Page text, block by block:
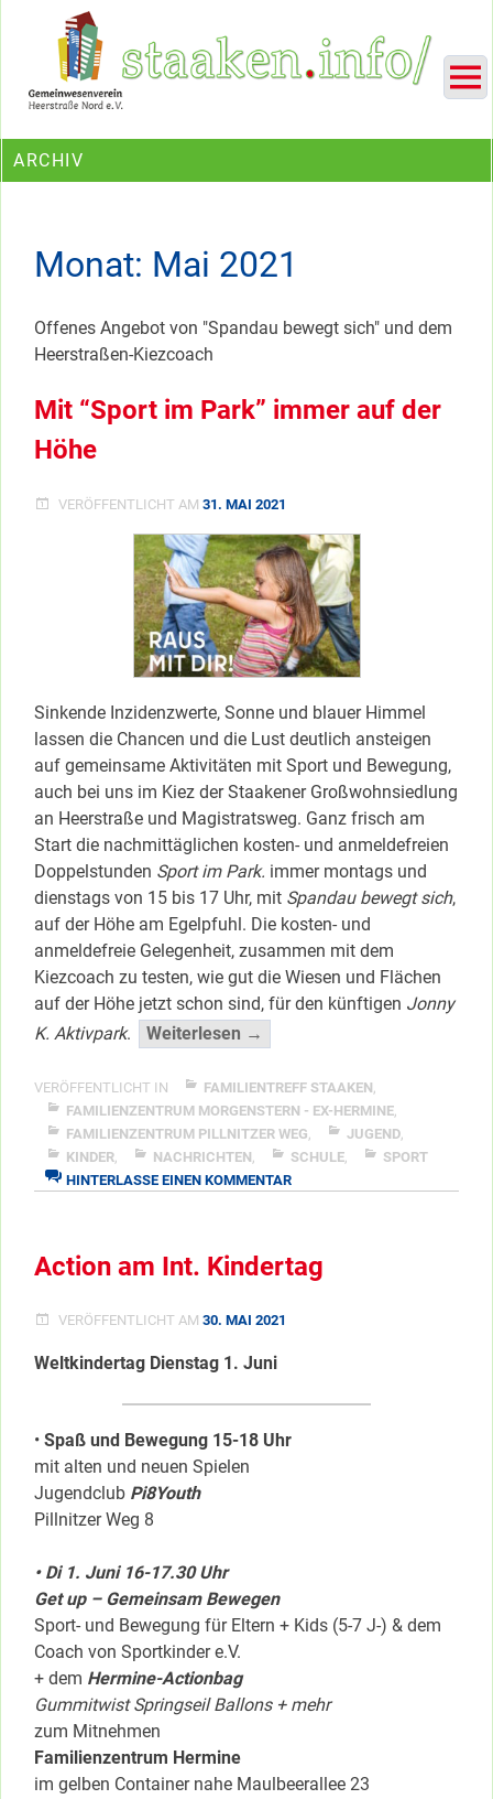
Ein Projekt des Gemeinwesenvereins Heerstraße Nord
ARCHIV
Monat: Mai 2021
Offenes Angebot von "Spandau bewegt sich" und dem
Heerstraßen-Kiezcoach
Mit “Sport im Park” immer auf der
Höhe
VERÖFFENTLICHT AM 31. MAI 2021
Sinkende Inzidenzwerte, Sonne und blauer Himmel
lassen die Chancen und die Lust deutlich ansteigen
auf gemeinsame Aktivitäten mit Sport und Bewegung,
auch bei uns im Kiez der Staakener Großwohnsiedlung
an Heerstraße und Magistratsweg. Ganz frisch am
Start die nachmittäglichen kosten- und anmeldefreien
Doppelstunden Sport im Park. immer montags und
dienstags von 15 bis 17 Uhr, mit Spandau bewegt sich,
auf der Höhe am Egelpfuhl. Die kosten- und
anmeldefreie Gelegenheit, zusammen mit dem
Kiezcoach zu testen, wie gut die Wiesen und Flächen
auf der Höhe jetzt schon sind, für den künftigen Jonny
K. Aktivpark. Weiterlesen →
im
Park”
immer
auf
der
VERÖFFENTLICHT IN FAMILIENTREFF STAAKEN
FAMILIENZENTRUM MORGENSTERN - EX-HERMINE
FAMILIENZENTRUM PILLNITZER WEG
JUGEND
KINDER
NACHRICHTEN SCHULE
SPORT
HINTERLASSE EINEN KOMMENTARZU
MIT
PARK”
IMMER
Action am Int. Kindertag
VERÖFFENTLICHT AM 30. MAI 2021
Weltkindertag Dienstag 1. Juni
• Spaß und Bewegung 15-18 Uhr
mit alten und neuen Spielen
Jugendclub Pi8Youth
Pillnitzer Weg 8
• Di 1. Juni 16-17.30 Uhr
Get up – Gemeinsam Bewegen
Sport- und Bewegung für Eltern + Kids (5-7 J-) & dem
Coach von Sportkinder e.V.
+ dem Hermine-Actionbag
Gummitwist Springseil Ballons + mehr
zum Mitnehmen
Familienzentrum Hermine
im gelben Container nahe Maulbeerallee 23